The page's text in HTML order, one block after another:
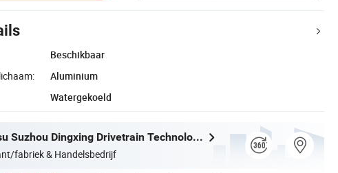
Beschikbaar
Aluminium
Watergekoeld
Jiangsu Suzhou Dingxing Drivetrain Technology Co., Ltd.
fabriek & Handelsbedrijf